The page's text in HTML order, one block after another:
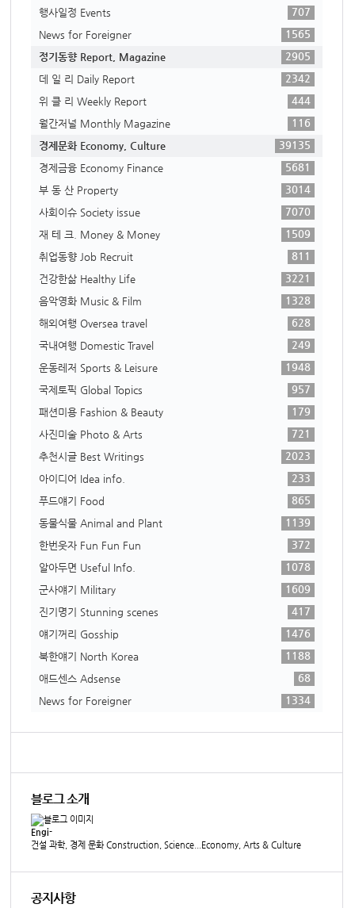
행사일정 Events
707
News for Foreigner
1565
정기동향 Report, Magazine
2905
데 일 리 Daily Report
2342
위 클 리 Weekly Report
444
월간저널 Monthly Magazine
116
경제문화 Economy, Culture
39135
경제금융 Economy Finance
5681
부 동 산 Property
3014
사회이슈 Society issue
7070
재 테 크. Money & Money
1509
취업동향 Job Recruit
811
건강한삶 Healthy Life
3221
음악영화 Music & Film
1328
해외여행 Oversea travel
628
국내여행 Domestic Travel
249
운동레저 Sports & Leisure
1948
국제토픽 Global Topics
957
패션미용 Fashion & Beauty
179
사진미술 Photo & Arts
721
추천시글 Best Writings
2023
아이디어 Idea info.
233
푸드얘기 Food
865
동물식물 Animal and Plant
1139
한번웃자 Fun Fun Fun
372
알아두면 Useful Info.
1078
군사얘기 Military
1609
진기명기 Stunning scenes
417
얘기꺼리 Gosship
1476
북한얘기 North Korea
1188
애드센스 Adsense
68
News for Foreigner
1334
블로그 소개
Engi-
건설 과학, 경제 문화 Construction, Science...Economy, Arts & Culture
공지사항